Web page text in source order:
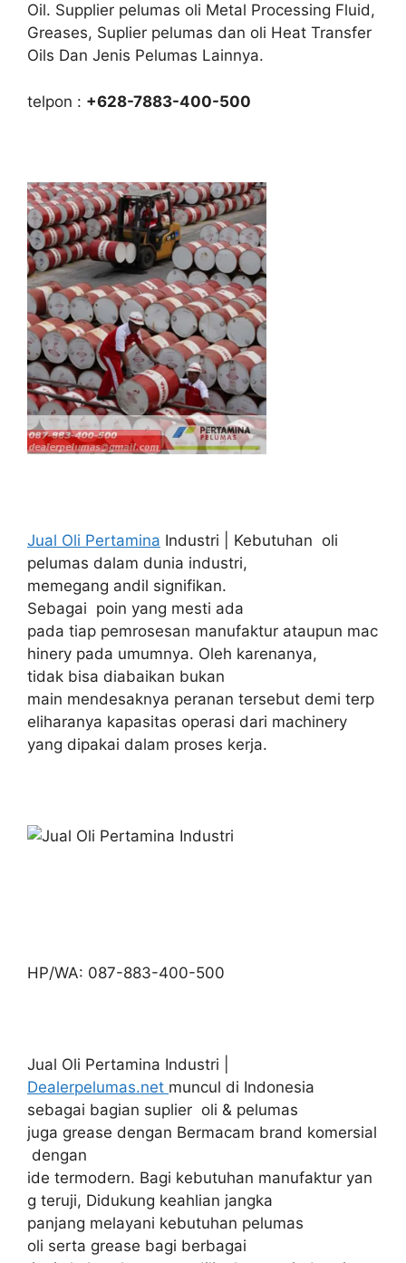
Oil. Supplier pelumas oli Metal Processing Fluid,
Greases, Suplier pelumas dan oli Heat Transfer
Oils Dan Jenis Pelumas Lainnya.
telpon : +628-7883-400-500
Jual Oli Pertamina Industri | Kebutuhan oli
pelumas dalam dunia industri,
memegang andil signifikan.
Sebagai poin yang mesti ada
pada tiap pemrosesan manufaktur ataupun mac
hinery pada umumnya. Oleh karenanya,
tidak bisa diabaikan bukan
main mendesaknya peranan tersebut demi terp
eliharanya kapasitas operasi dari machinery
yang dipakai dalam proses kerja.
HP/WA: 087-883-400-500
Jual Oli Pertamina Industri |
Dealerpelumas.net muncul di Indonesia
sebagai bagian suplier oli & pelumas
juga grease dengan Bermacam brand komersial
dengan
ide termodern. Bagi kebutuhan manufaktur yan
g teruji, Didukung keahlian jangka
panjang melayani kebutuhan pelumas
oli serta grease bagi berbagai